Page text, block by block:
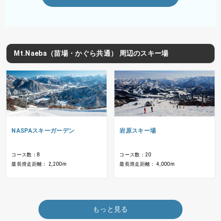
Mt.Naeba（苗場・かぐら共通） 周辺のスキー場
NASPAスキーガーデン
コース数：8
最長滑走距離： 2,200m
岩原スキー場
コース数：20
最長滑走距離： 4,000m
もっと見る